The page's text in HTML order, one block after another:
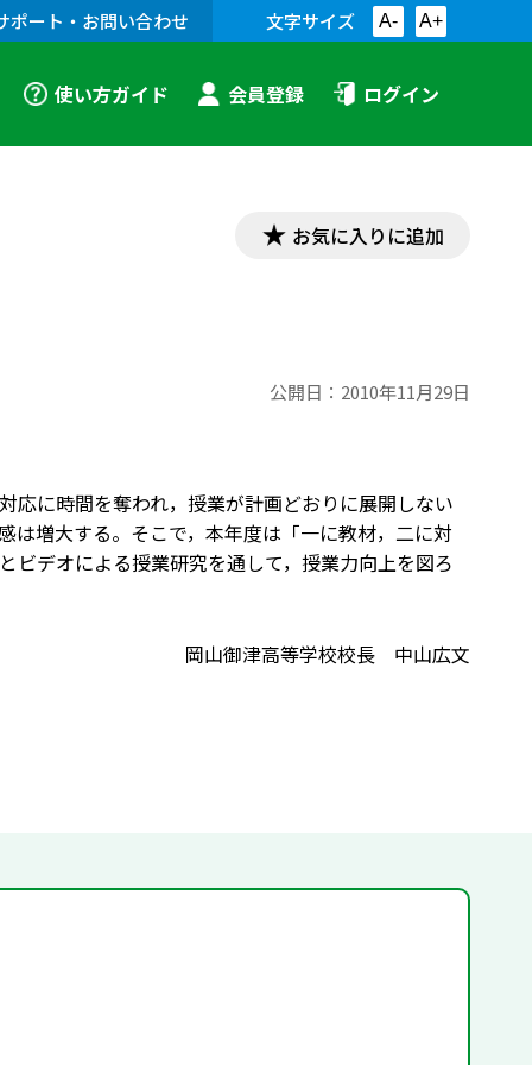
ポート・お問い合わせ 文字サイズ A- A+
使い方ガイド 会員登録 ログイン
お気に入りに追加
公開日： 2010年11月29日
応に時間を奪われ，授業が計画どおりに展開しない
は増大する。そこで，本年度は「一に教材，二に対
ビデオによる授業研究を通して，授業力向上を図ろ
岡山御津高等学校校長 中山広文